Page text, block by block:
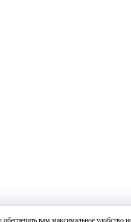
вам максимальное удобство